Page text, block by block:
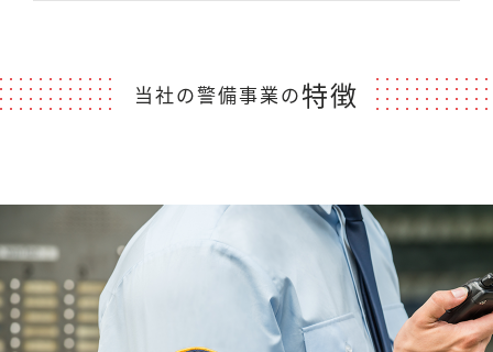
当社の警備事業の特徴